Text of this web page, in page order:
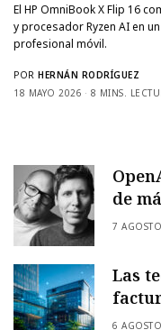
El HP OmniBook X Flip 16
y procesador Ryzen AI en
profesional móvil.
POR HERNÁN RODRÍGUEZ
18 MAYO 2026
8 MINS.
de
7
Las
6